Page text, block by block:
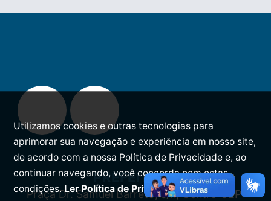
PREFEITURA
Praça Dr. Samuel Barreto, s/n, Centro CEP:
Utilizamos cookies e outras tecnologias para
aprimorar sua navegação e experiência em nosso site,
de acordo com a nossa Política de Privacidade e, ao
continuar navegando, você concorda com estas
condições.Ler Política de Privacidade.